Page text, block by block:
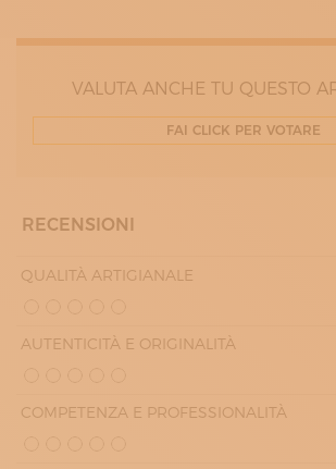
VALUTA ANCHE TU QUESTO
FAI CLICK PER VOTARE
RECENSIONI
QUALITÀ ARTIGIANALE
AUTENTICITÀ E ORIGINALITÀ
COMPETENZA E PROFESSIONALITÀ